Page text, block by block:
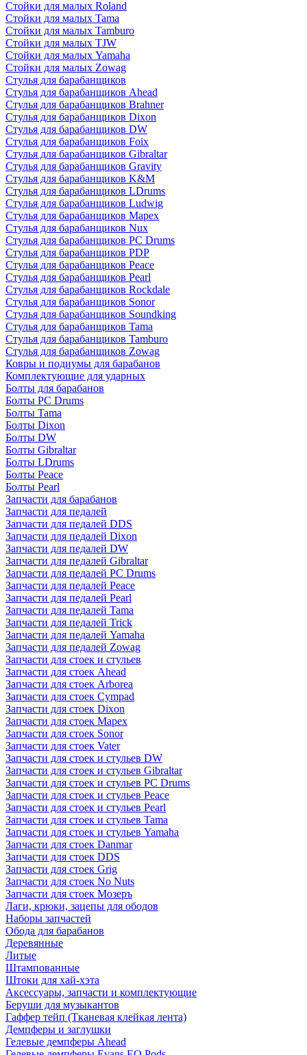
Стойки для малых Roland
Стойки для малых Tama
Стойки для малых Tamburo
Стойки для малых TJW
Стойки для малых Yamaha
Стойки для малых Zowag
Стулья для барабанщиков
Стулья для барабанщиков Ahead
Стулья для барабанщиков Brahner
Стулья для барабанщиков Dixon
Стулья для барабанщиков DW
Стулья для барабанщиков Foix
Стулья для барабанщиков Gibraltar
Стулья для барабанщиков Gravity
Стулья для барабанщиков K&M
Стулья для барабанщиков LDrums
Стулья для барабанщиков Ludwig
Стулья для барабанщиков Mapex
Стулья для барабанщиков Nux
Стулья для барабанщиков PC Drums
Стулья для барабанщиков PDP
Стулья для барабанщиков Peace
Стулья для барабанщиков Pearl
Стулья для барабанщиков Rockdale
Стулья для барабанщиков Sonor
Стулья для барабанщиков Soundking
Стулья для барабанщиков Tama
Стулья для барабанщиков Tamburo
Стулья для барабанщиков Zowag
Ковры и подиумы для барабанов
Комплектующие для ударных
Болты для барабанов
Болты PC Drums
Болты Tama
Болты Dixon
Болты DW
Болты Gibraltar
Болты LDrums
Болты Peace
Болты Pearl
Запчасти для барабанов
Запчасти для педалей
Запчасти для педалей DDS
Запчасти для педалей Dixon
Запчасти для педалей DW
Запчасти для педалей Gibraltar
Запчасти для педалей PC Drums
Запчасти для педалей Peace
Запчасти для педалей Pearl
Запчасти для педалей Tama
Запчасти для педалей Trick
Запчасти для педалей Yamaha
Запчасти для педалей Zowag
Запчасти для стоек и стульев
Запчасти для стоек Ahead
Запчасти для стоек Arborea
Запчасти для стоек Cympad
Запчасти для стоек Dixon
Запчасти для стоек Mapex
Запчасти для стоек Sonor
Запчасти для стоек Vater
Запчасти для стоек и стульев DW
Запчасти для стоек и стульев Gibraltar
Запчасти для стоек и стульев PC Drums
Запчасти для стоек и стульев Peace
Запчасти для стоек и стульев Pearl
Запчасти для стоек и стульев Tama
Запчасти для стоек и стульев Yamaha
Запчасти для стоек Danmar
Запчасти для стоек DDS
Запчасти для стоек Grig
Запчасти для стоек No Nuts
Запчасти для стоек Мозеръ
Лаги, крюки, зацепы для ободов
Наборы запчастей
Обода для барабанов
Деревянные
Литые
Штампованные
Штоки для хай-хэта
Аксессуары, запчасти и комплектующие
Беруши для музыкантов
Гаффер тейп (Тканевая клейкая лента)
Демпферы и заглушки
Гелевые демпферы Ahead